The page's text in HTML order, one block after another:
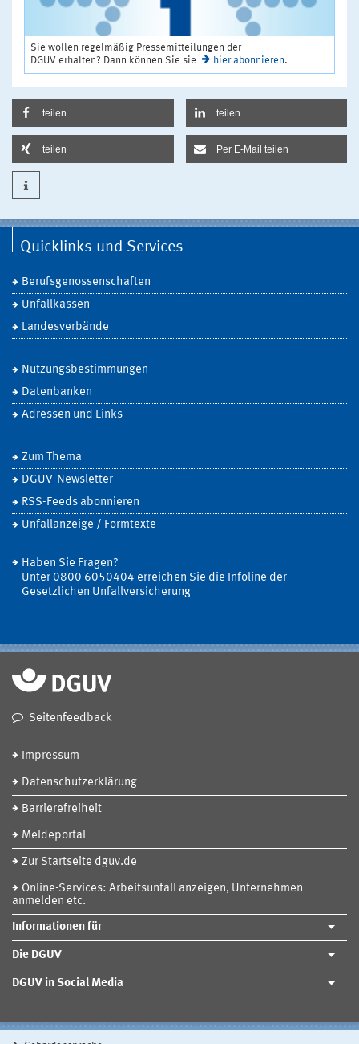
Sie wollen regelmäßig Pressemitteilungen der
DGUV erhalten? Dann können Sie sie
hier abonnieren.
teilen teilen
teilen Per E-Mail teilen
Quicklinks und Services
Berufsgenossenschaften
Unfallkassen
Landesverbände
Nutzungsbestimmungen
Datenbanken
Adressen und Links
Zum Thema
DGUV-Newsletter
RSS-Feeds abonnieren
Unfallanzeige / Formtexte
Haben Sie Fragen?
Unter 0800 6050404 erreichen Sie die Infoline der
Gesetzlichen Unfallversicherung
Seitenfeedback
Impressum
Datenschutzerklärung
Barrierefreiheit
Meldeportal
Zur Startseite dguv.de
Online-Services: Arbeitsunfall anzeigen, Unternehmen
anmelden etc.
Informationen für
Die DGUV
DGUV in Social Media